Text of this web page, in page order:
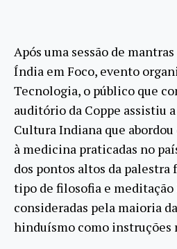
Após uma sessão de
Índia em Foco, evento
Tecnologia, o público que
auditório da Coppe assistiu
Cultura Indiana que
à medicina praticadas no
dos pontos altos da palestra
tipo de filosofia e meditação
consideradas pela maioria
hinduísmo como instruções